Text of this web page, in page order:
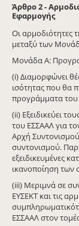
Άρθρο 2 -
Εφαρμογής
Οι αρμοδιότητες
μεταξύ των
Μονάδα Α:
(i) Διαμορφώνει
ισότητας που θα
προγράμματα του
(ii) Εξειδικεύει
του ΕΣΣΑΑΛ για
Αρχή Συντονισμού
συντονισμού.
εξειδικευμένες
ικανοποίηση των
(iii) Μεριμνά σε
ΕΥΣΕΚΤ και τις
ΕΣΣΑΑΛ στον